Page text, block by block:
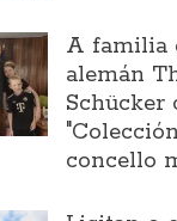
A familia
alemán
Schücker
concello